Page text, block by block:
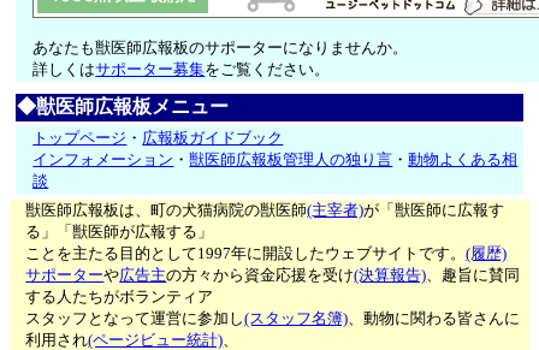
あなたも獣医師広報板のサポーターになりませんか。
詳しくはサポーター募集をご覧ください。
◆獣医師広報板メニュー
トップページ ・ 広報板ガイドブック
インフォメーション ・獣医師広報板管理人の独り言 ・動物よくある相
談
獣医師広報板は、町の犬猫病院の獣医師(主宰者)が「獣医師に広報す
る」「獣医師が広報する」
ことを主たる目的として1997年に開設したウェブサイトです。(履歴)
サポーターや広告主の方々から資金応援を受け(決算報告)、趣旨に賛同
する人たちがボランティア
スタッフとなって運営に参加し(スタッフ名簿)、動物に関わる皆さんに
利用され(ページビュー統計)、